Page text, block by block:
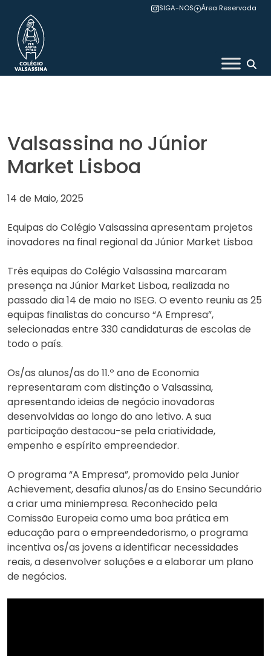
content
SIGA-NOS Área Reservada
Colégio Valsassina
Valsassina no Júnior
Market Lisboa
14 de Maio, 2025
Equipas do Colégio Valsassina apresentam projetos
inovadores na final regional da Júnior Market Lisboa
Três equipas do Colégio Valsassina marcaram
presença na Júnior Market Lisboa, realizada no
passado dia 14 de maio no ISEG. O evento reuniu as 25
equipas finalistas do concurso “A Empresa”,
selecionadas entre 330 candidaturas de escolas de
todo o país.
Os/as alunos/as do 11.º ano de Economia
representaram com distinção o Valsassina,
apresentando ideias de negócio inovadoras
desenvolvidas ao longo do ano letivo. A sua
participação destacou-se pela criatividade,
empenho e espírito empreendedor.
O programa “A Empresa”, promovido pela Junior
Achievement, desafia alunos/as do Ensino Secundário
a criar uma miniempresa. Reconhecido pela
Comissão Europeia como uma boa prática em
educação para o empreendedorismo, o programa
incentiva os/as jovens a identificar necessidades
reais, a desenvolver soluções e a elaborar um plano
de negócios.